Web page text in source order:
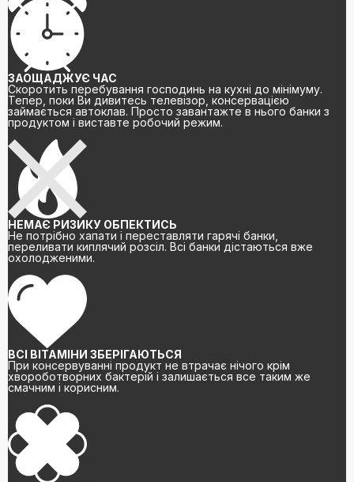
ЗАОЩАДЖУЄ ЧАС
Скоротить перебування господинь на кухні до мінімуму.
Тепер, поки Ви дивитесь телевізор, консервацією
займається автоклав. Просто завантажте в нього банки з
продуктом і виставте робочий режим.
НЕМАЄ РИЗИКУ ОБПЕКТИСЬ
Не потрібно хапати і переставляти гарячі банки,
переливати киплячий розсіл. Всі банки дістаються вже
охолодженими.
ВСІ ВІТАМІНИ ЗБЕРІГАЮТЬСЯ
При консервуванні продукт не втрачає нічого крім
хвороботворних бактерій і залишається все таким же
смачним і корисним.